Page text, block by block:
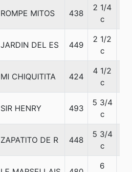
ROMPE MITOS 438
2 1/4
c
JARDIN DEL ES 449
2 1/2
c
MI CHIQUITITA 424
4 1/2
c
SIR HENRY 493
5 3/4
c
ZAPATITO DE R 448
5 3/4
c
6